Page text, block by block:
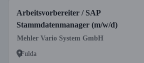
Arbeitsvorbereiter / SAP
Stammdatenmanager (m/w/d)
Mehler Vario System GmbH
Fulda